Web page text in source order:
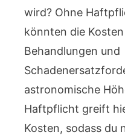
wird? Ohne
könnten die
Behandlungen und
astronomische
Haftpflicht greift
Kosten, sodass du